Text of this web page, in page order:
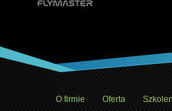
O firmie Oferta